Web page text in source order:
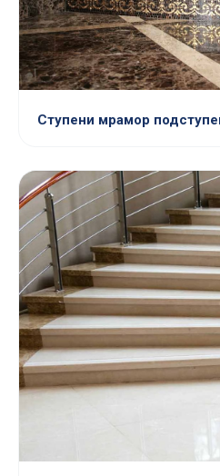
Ступени мрамор